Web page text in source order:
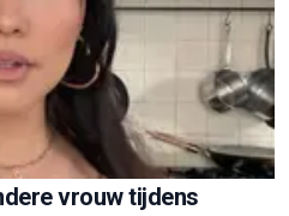
vrouw tijdens